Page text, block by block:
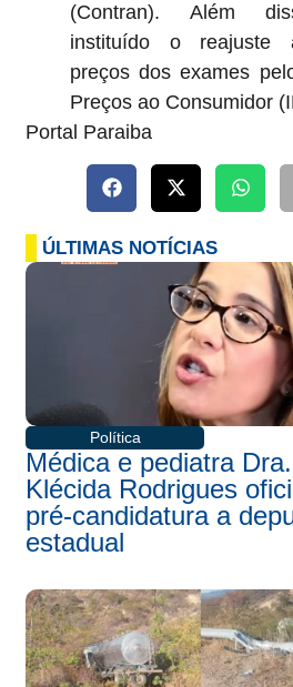
(Contran). Além
instituído o reajuste
preços dos exames
Preços ao Consumidor
Portal Paraiba
ÚLTIMAS NOTÍCIAS
Política
Médica e pediatra Dra.
Klécida Rodrigues
pré-candidatura a
estadual